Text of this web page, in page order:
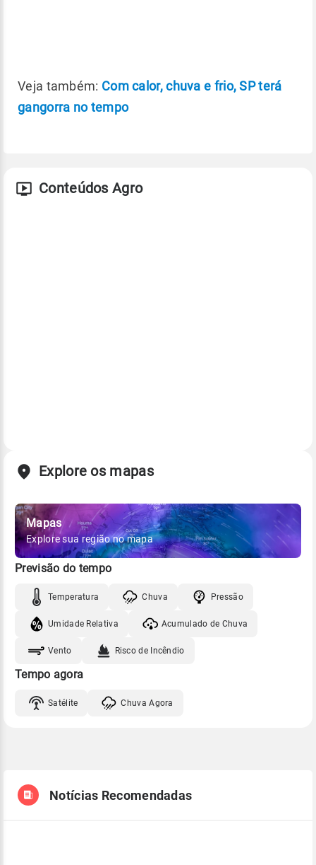
Veja também: Com calor, chuva e frio, SP terá
gangorra no tempo
Conteúdos Agro
Explore os mapas
Mapas
Explore sua região no mapa
Previsão do tempo
Temperatura Chuva Pressão
Umidade Relativa Acumulado de Chuva
Vento Risco de Incêndio
Tempo agora
Satélite Chuva Agora
Notícias Recomendadas